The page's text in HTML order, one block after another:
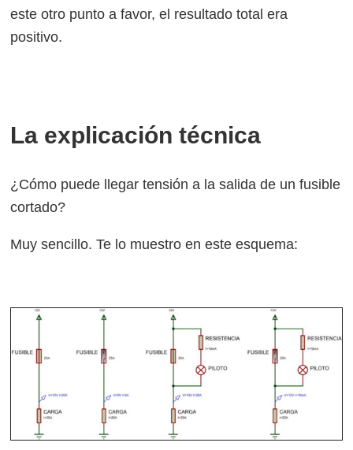
este otro punto a favor, el resultado total era
positivo.
La explicación técnica
¿Cómo puede llegar tensión a la salida de un fusible
cortado?
Muy sencillo. Te lo muestro en este esquema: